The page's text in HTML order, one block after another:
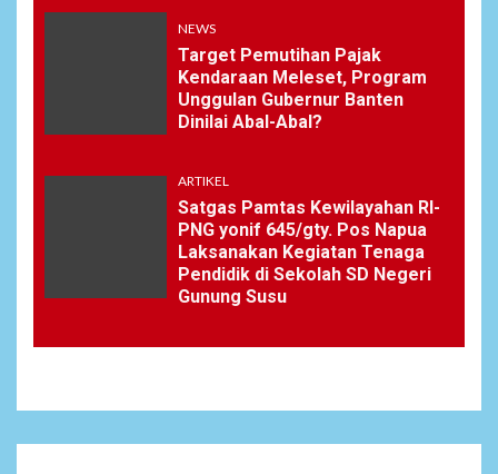
NEWS
Target Pemutihan Pajak
Kendaraan Meleset, Program
Unggulan Gubernur Banten
Dinilai Abal-Abal?
ARTIKEL
Satgas Pamtas Kewilayahan RI-
PNG yonif 645/gty. Pos Napua
Laksanakan Kegiatan Tenaga
Pendidik di Sekolah SD Negeri
Gunung Susu